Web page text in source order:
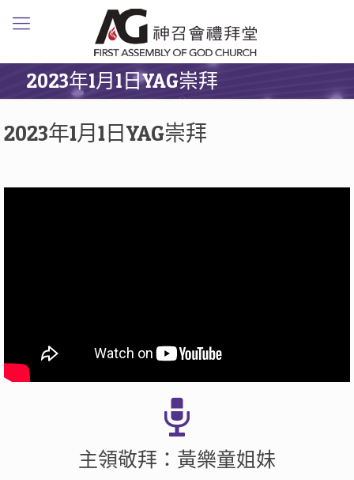
2023年1月1日YAG崇拜
2023年1月1日YAG崇拜
主領敬拜：黃樂童姐妹